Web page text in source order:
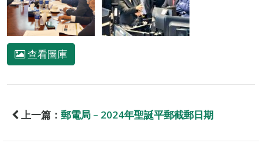
查看圖庫
上一篇： 郵電局 – 2024年聖誕平郵截郵日期